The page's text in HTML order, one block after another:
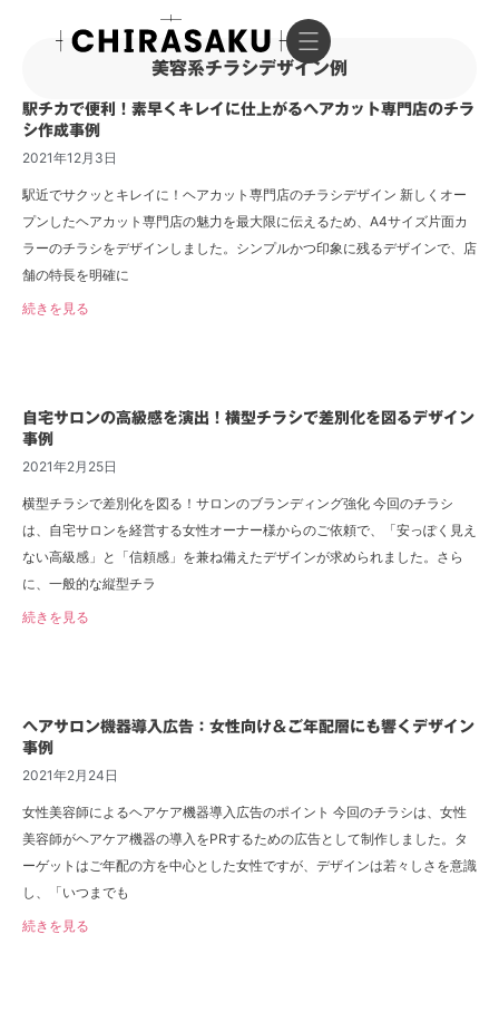
美容系チラシデザイン例
駅チカで便利！素早くキレイに仕上がるヘアカット専門店のチラ
シ作成事例
2021年12月3日
駅近でサクッとキレイに！ヘアカット専門店のチラシデザイン 新しくオー
プンしたヘアカット専門店の魅力を最大限に伝えるため、A4サイズ片面カ
ラーのチラシをデザインしました。シンプルかつ印象に残るデザインで、店
舗の特長を明確に
続きを見る
自宅サロンの高級感を演出！横型チラシで差別化を図るデザイン
事例
2021年2月25日
横型チラシで差別化を図る！サロンのブランディング強化 今回のチラシ
は、自宅サロンを経営する女性オーナー様からのご依頼で、「安っぽく見え
ない高級感」と「信頼感」を兼ね備えたデザインが求められました。さら
に、一般的な縦型チラ
続きを見る
ヘアサロン機器導入広告：女性向け＆ご年配層にも響くデザイン
事例
2021年2月24日
女性美容師によるヘアケア機器導入広告のポイント 今回のチラシは、女性
美容師がヘアケア機器の導入をPRするための広告として制作しました。タ
ーゲットはご年配の方を中心とした女性ですが、デザインは若々しさを意識
し、「いつまでも
続きを見る